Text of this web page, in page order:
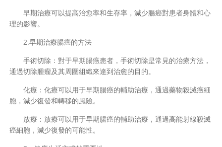
早期治療可以提高治愈率和生存率，減少腸癌對患者身體和心
理的影響。
2.早期治療腸癌的方法
手術切除：對于早期腸癌患者，手術切除是常見的治療方法，
通過切除腫瘤及其周圍組織來達到治愈的目的。
化療：化療可以用于早期腸癌的輔助治療，通過藥物殺滅癌細
胞，減少復發和轉移的風險。
放療：放療可以用于早期腸癌的輔助治療，通過高能射線殺滅
癌細胞，減少復發的可能性。